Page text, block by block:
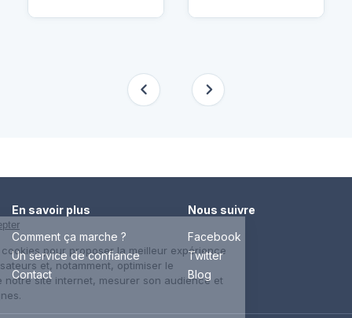
En savoir plus
Comment ça marche ?
Un service de confiance
Contact
Nous suivre
Facebook
Twitter
Blog